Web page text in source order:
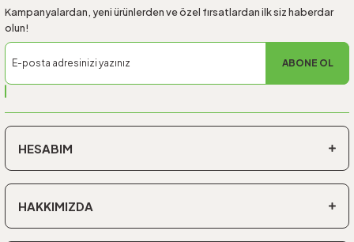
Kampanyalardan, yeni ürünlerden ve özel fırsatlardan ilk siz haberdar
olun!
ABONE OL
HESABIM
HAKKIMIZDA